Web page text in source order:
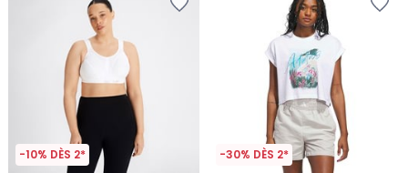
-10% DÈS 2* -30% DÈS 2*